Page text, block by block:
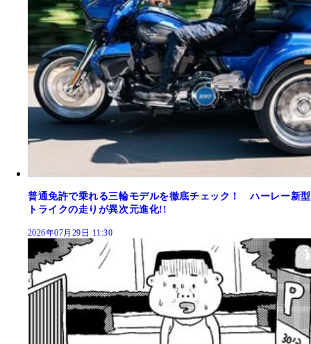
普通免許で乗れる三輪モデルを徹底チェック！ ハーレー新型
トライクの走りが異次元進化!!
2026年07月29日 11:30